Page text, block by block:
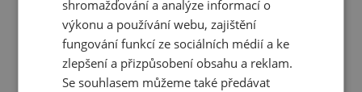
199 Kč
sklademihned k expedici
2 varianty
679 Kč
sklademihned k expedici
3 varianty
shromažďování a analýze informací o
výkonu a používání webu, zajištění
fungování funkcí ze sociálních médií a ke
zlepšení a přizpůsobení obsahu a reklam.
Se souhlasem můžeme také předávat